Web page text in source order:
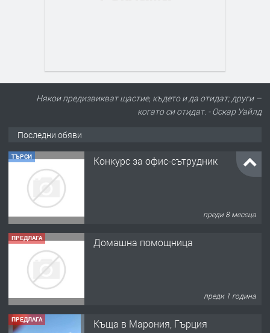
Някои предизвикват щастие, където и да отидат; други –
когато си отидат. - Оскар Уайлд
Последни обяви
ТЪРСИ Конкурс за офис-сътрудник
преди 8 месеца
ПРЕДЛАГА Домашна помощница
преди 1 година
ПРЕДЛАГА Къща в Марония, Гърция